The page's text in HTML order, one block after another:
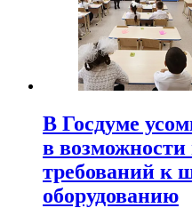
В Госдуме
в
требований к
оборудованию